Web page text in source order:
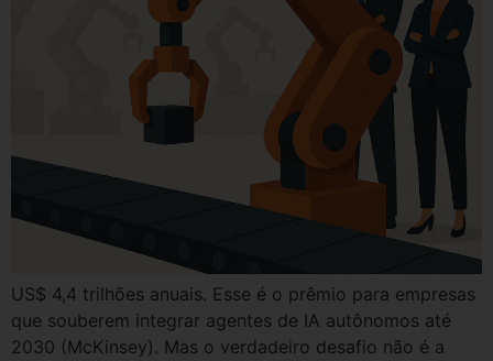
US$ 4,4 trilhões anuais. Esse é o prêmio para empresas
que souberem integrar agentes de IA autônomos até
2030 (McKinsey). Mas o verdadeiro desafio não é a